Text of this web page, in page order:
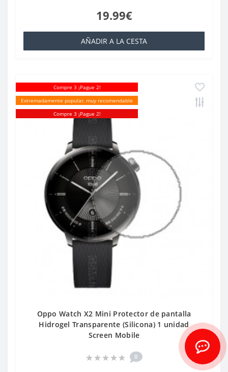
19.99€
AÑADIR A LA CESTA
Compre 3 ¡Pague 2!
Extremadamente popular, muy recomendable
Compre 3 ¡Pague 2!
Oppo Watch X2 Mini Protector de pantalla
Hidrogel Transparente (Silicona) 1 unidad
Screen Mobile
0